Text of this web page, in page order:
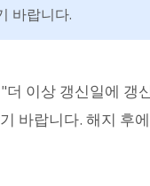
바랍니다.
이상 갱신일에 갱
바랍니다. 해지 후